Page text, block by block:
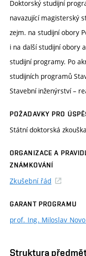
Doktorský studijní
navazující magisterský
zejm. na studijní obory
i na další studijní obory
studijní programy. Po
studijních programů
Stavební inženýrství –
POŽADAVKY PRO
Státní doktorská
ORGANIZACE A
ZNÁMKOVÁNÍ
Zkušební řád
GARANT PROGRAMU
prof. Ing. Miloslav
Struktura